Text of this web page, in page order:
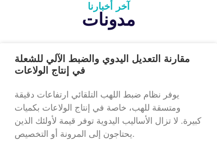
آخر أخبارنا
مدونات
مقارنة التعديل اليدوي والضبط الآلي للشعلة
في إنتاج الولاعات
يوفر نظام ضبط اللهب التلقائي ارتفاعات دقيقة
ومتسقة للهب، خاصة في إنتاج الولاعات بكميات
كبيرة. لا تزال الأساليب اليدوية توفر قيمة لأولئك الذين
يحتاجون إلى المرونة أو التخصيص.